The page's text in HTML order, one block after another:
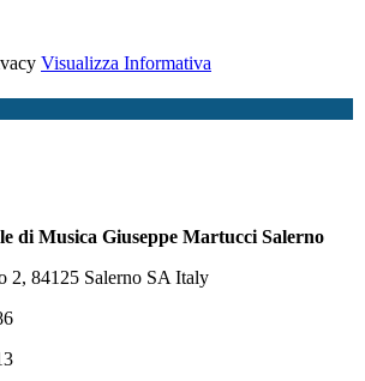
Visualizza Informativa
di Musica Giuseppe Martucci Salerno
2, 84125 Salerno SA Italy